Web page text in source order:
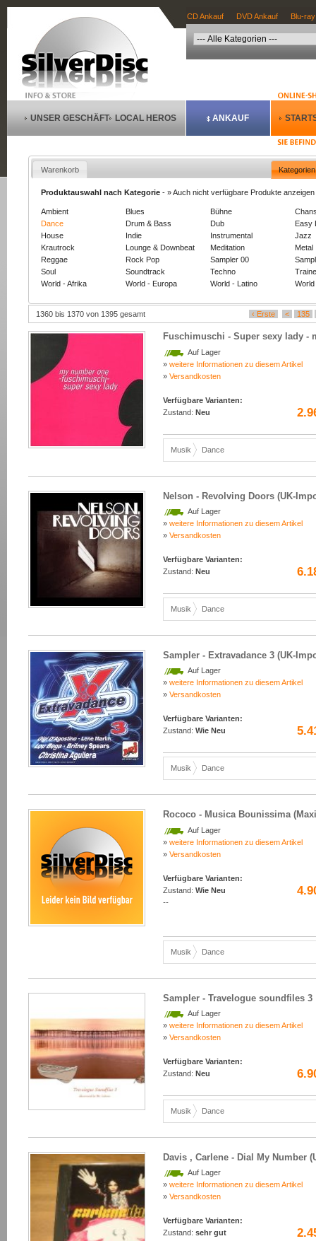
CD Ankauf DVD Ankauf Blu-
UNSER GESCHÄFT LOCAL HEROS ANKAUF
Warenkorb Kategorien
Produktauswahl nach Kategorie -» Auch nicht verfügbare Produkte anzeigen
Ambient Blues Bühne
Dance
Drum & Bass Dub
Easy
House
Indie Instrumental
Jazz
Krautrock
Lounge & Downbeat Meditation
Metal
Reggae
Rock Pop Sampler 00
Soul
Soundtrack Techno
World - Afrika
World - Europa World - Latino
1360 bis 1370 von 1395 gesamt ‹ Erste < 135
Fuschimuschi - Super sexy lady -
Auf Lager
» weitere Informationen zu diesem Artikel
» Versandkosten
Verfügbare Varianten:
Zustand: Neu
Musik Dance
Nelson - Revolving Doors (UK-
Auf Lager
» weitere Informationen zu diesem Artikel
» Versandkosten
Verfügbare Varianten:
Zustand: Neu
Musik Dance
Sampler - Extravadance 3 (UK-
Auf Lager
» weitere Informationen zu diesem Artikel
» Versandkosten
Verfügbare Varianten:
Zustand: Wie Neu
Musik Dance
Rococo - Musica Bounissima
Auf Lager
» weitere Informationen zu diesem Artikel
» Versandkosten
Verfügbare Varianten:
Zustand: Wie Neu
--
Musik Dance
Sampler - Travelogue soundfiles 3
Auf Lager
» weitere Informationen zu diesem Artikel
» Versandkosten
Verfügbare Varianten:
Zustand: Neu
Musik Dance
Davis , Carlene - Dial My Number
Auf Lager
» weitere Informationen zu diesem Artikel
» Versandkosten
Verfügbare Varianten:
Zustand: sehr gut